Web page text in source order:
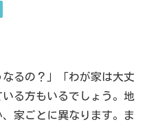
なるの？」「わが家は大丈
る方もいるでしょう。地
家ごとに異なります。ま